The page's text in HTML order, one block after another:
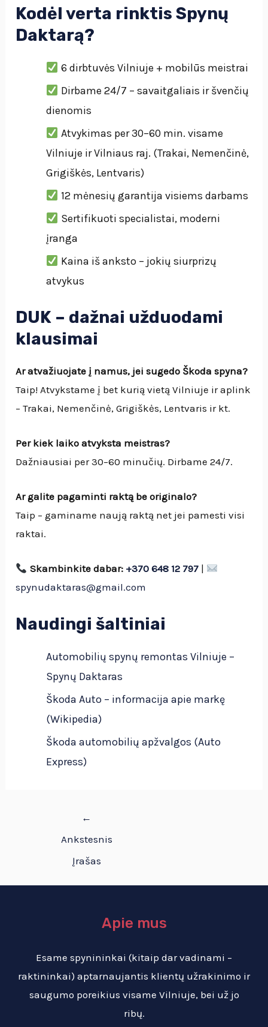
Kodėl verta rinktis Spynų
Daktarą?
6 dirbtuvės Vilniuje + mobilūs meistrai
Dirbame 24/7 – savaitgaliais ir švenčių
dienomis
Atvykimas per 30–60 min. visame
Vilniuje ir Vilniaus raj. (Trakai, Nemenčinė,
Grigiškės, Lentvaris)
12 mėnesių garantija visiems darbams
Sertifikuoti specialistai, moderni
įranga
Kaina iš anksto – jokių siurprizų
atvykus
DUK – dažnai užduodami
klausimai
Ar atvažiuojate į namus, jei sugedo Škoda spyna?
Taip! Atvykstame į bet kurią vietą Vilniuje ir aplink
– Trakai, Nemenčinė, Grigiškės, Lentvaris ir kt.
Per kiek laiko atvyksta meistras?
Dažniausiai per 30–60 minučių. Dirbame 24/7.
Ar galite pagaminti raktą be originalo?
Taip – gaminame naują raktą net jei pamesti visi
raktai.
Skambinkite dabar: +370 648 12 797|
spynudaktaras@gmail.com
Naudingi šaltiniai
Automobilių spynų remontas Vilniuje –
Spynų Daktaras
Škoda Auto – informacija apie markę
(Wikipedia)
Škoda automobilių apžvalgos (Auto
Express)
←
Ankstesnis
Įrašas
Apie mus
Esame spynininkai (kitaip dar vadinami –
raktininkai) aptarnaujantis klientų užrakinimo ir
saugumo poreikius visame Vilniuje, bei už jo
ribų.